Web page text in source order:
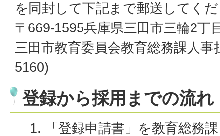
を同封して下記まで郵送してく
〒669-1595兵庫県三田市三輪2丁
三田市教育委員会教育総務課人事
5160)
登録から採用までの流れ
「登録申請書」を教育総務